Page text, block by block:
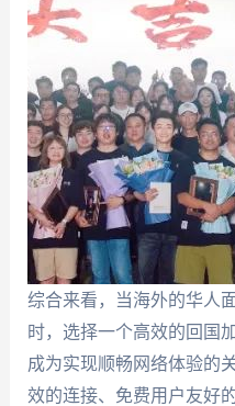
综合来看，当海外的华人
时，选择一个高效的回国
成为实现顺畅网络体验的
效的连接、免费用户友好